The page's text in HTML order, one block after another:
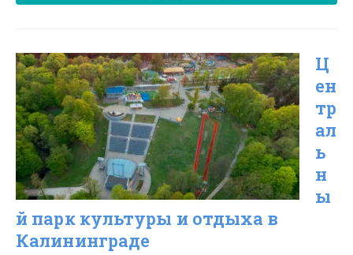
когда
лучше
ехать
на
отдых
Ц
ен
тр
ал
ь
н
ы
й парк культуры и отдыха в
Калининграде